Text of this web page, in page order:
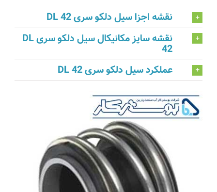
نقشه اجزا سیل دلکو سری DL 42
نقشه سایز مکانیکال سیل دلکو سری DL
42
عملکرد سیل دلکو سری DL 42